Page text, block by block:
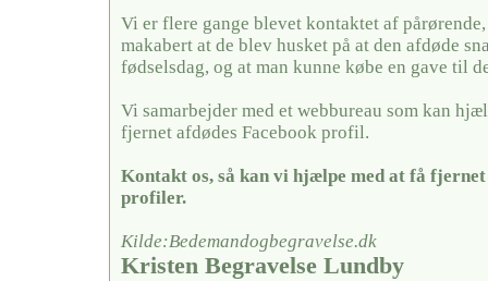
Vi er flere gange blevet kontaktet af
makabert at de blev husket på at den afdøde
fødselsdag, og at man kunne købe en gave til
Vi samarbejder med et webbureau som kan
fjernet afdødes Facebook profil.
Kontakt os, så kan vi hjælpe med at få fjernet
profiler.
Kilde:Bedemandogbegravelse.dk
Kristen Begravelse Lundby